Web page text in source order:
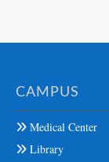
CAMPUS
Medical Center
Library